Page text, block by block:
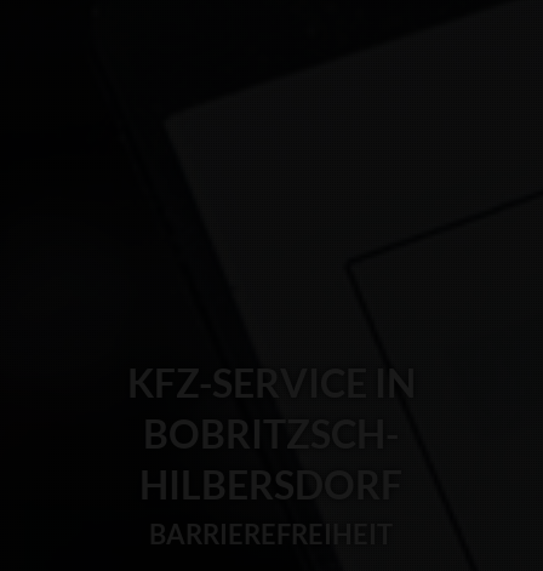
KFZ-SERVICE IN
BOBRITZSCH-
HILBERSDORF
BARRIEREFREIHEIT